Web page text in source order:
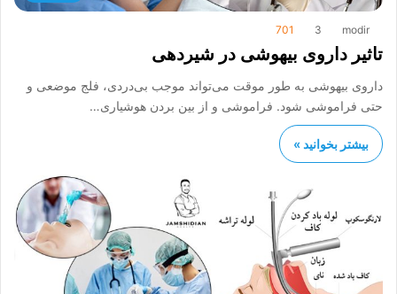
modir
3
701
تاثیر داروی بیهوشی در شیردهی
داروی بیهوشی به‌ طور موقت می‌تواند موجب بی‌دردی، فلج موضعی و
حتی فراموشی شود. فراموشی و از بین بردن هوشیاری…
بیشتر بخوانید »